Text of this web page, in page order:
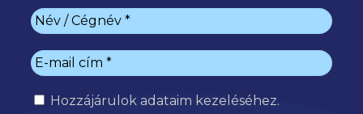
Hozzájárulok adataim kezeléséhez.